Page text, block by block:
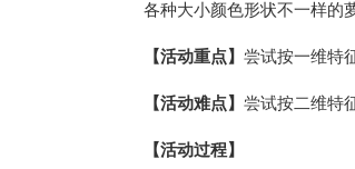
各种大小颜色形状不一样的
【活动重点】 尝试按一维特
【活动难点】 尝试按二维特
【活动过程】